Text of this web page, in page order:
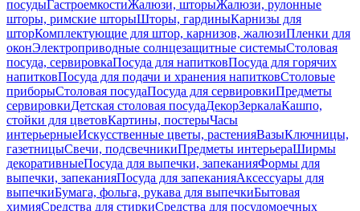
посудыГастроемкостиЖалюзи, шторыЖалюзи, рулонные
шторы, римские шторыШторы, гардиныКарнизы для
шторКомплектующие для штор, карнизов, жалюзиПленки для
оконЭлектроприводные солнцезащитные системыСтоловая
посуда, сервировкаПосуда для напитковПосуда для горячих
напитковПосуда для подачи и хранения напитковСтоловые
приборыСтоловая посудаПосуда для сервировкиПредметы
сервировкиДетская столовая посудаДекорЗеркалаКашпо,
стойки для цветовКартины, постерыЧасы
интерьерныеИскусственные цветы, растенияВазыКлючницы,
газетницыСвечи, подсвечникиПредметы интерьераШирмы
декоративныеПосуда для выпечки, запеканияФормы для
выпечки, запеканияПосуда для запеканияАксессуары для
выпечкиБумага, фольга, рукава для выпечкиБытовая
химияСредства для стиркиСредства для посудомоечных